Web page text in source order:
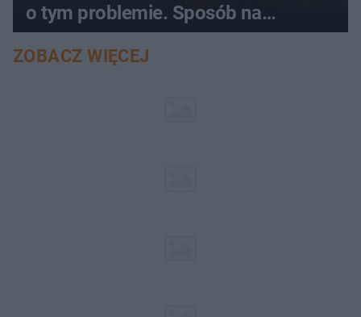
o tym problemie. Sposób na
pociemniałą biżuterię
ZOBACZ WIĘCEJ